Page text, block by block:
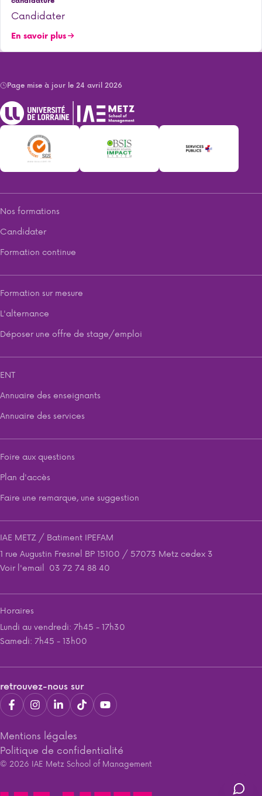
Candidater
En savoir plus
Page mise à jour le 24 avril 2026
Nos formations
Candidater
Formation continue
Formation sur mesure
L'alternance
Déposer une offre de stage/emploi
ENT
Annuaire des enseignants
Annuaire des services
Foire aux questions
Plan d'accès
Faire une remarque, une suggestion
IAE METZ / Batiment IPEFAM
1 rue Augustin Fresnel BP 15100 / 57073 Metz cedex 3
Voir l'email 03 72 74 88 40
Horaires
Lundi au vendredi: 7h45 - 17h30
Samedi: 7h45 - 13h00
Mentions légales
Politique de confidentialité
retrouvez-nous sur
© 2026 IAE Metz School of Management